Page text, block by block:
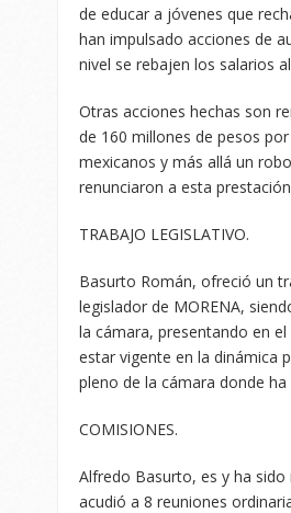
de educar a jóvenes que
han impulsado acciones de
nivel se rebajen los salarios
Otras acciones hechas son
de 160 millones de pesos
mexicanos y más allá un
renunciaron a esta
TRABAJO LEGISLATIVO.
Basurto Román, ofreció un
legislador de MORENA,
la cámara, presentando en
estar vigente en la dinámica
pleno de la cámara donde
COMISIONES.
Alfredo Basurto, es y ha sido
acudió a 8 reuniones